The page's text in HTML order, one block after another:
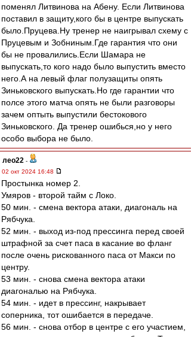
поменял Литвинова на Абену. Если Литвинова
поставил в защиту,кого бы в центре выпускать
было.Пруцева.Ну тренер не наигрывал схему с
Пруцевым и Зобниным.Где гарантия что они
бы не провалились.Если Шамара не
выпускать,то кого надо было выпустить вместо
него.А на левый флаг полузащиты опять
Зиньковского выпускать.Но где гарантии что
полсе этого матча опять не были разговоры
зачем оптыть выпустили бестокового
Зиньковского. Да тренер ошибься,но у него
особо выбора не было.
лео22 -
02 окт 2024 16:48
Простынка номер 2.
Умяров - второй тайм с Локо.
50 мин. - смена вектора атаки, диагональ на
Рябчука.
52 мин. - выход из-под прессинга перед своей
штрафной за счет паса в касание во фланг
после очень рискованного паса от Макси по
центру.
53 мин. - снова смена вектора атаки
диагональю на Рябчука.
54 мин. - идет в прессинг, накрывает
соперника, тот ошибается в передаче.
56 мин. - снова отбор в центре с его участием,